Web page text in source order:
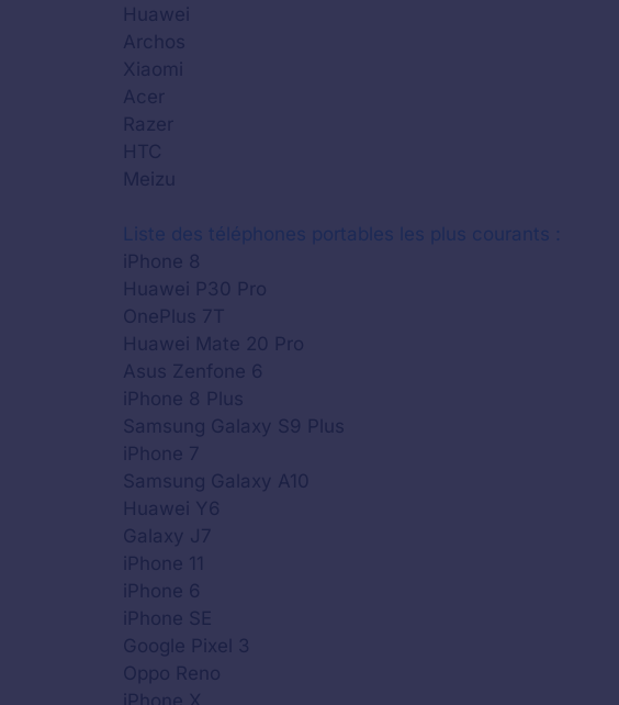
Huawei
Archos
Xiaomi
Acer
Razer
HTC
Meizu
Liste des téléphones portables les plus courants :
iPhone 8
Huawei P30 Pro
OnePlus 7T
Huawei Mate 20 Pro
Asus Zenfone 6
iPhone 8 Plus
Samsung Galaxy S9 Plus
iPhone 7
Samsung Galaxy A10
Huawei Y6
Galaxy J7
iPhone 11
iPhone 6
iPhone SE
Google Pixel 3
Oppo Reno